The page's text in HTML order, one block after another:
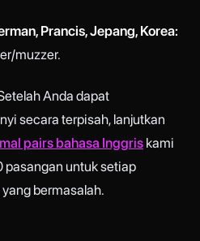
Prancis, Jepang, Korea:
muzzer.
Anda dapat
secara terpisah, lanjutkan
pairs bahasa Inggris kami
pasangan untuk setiap
bermasalah.